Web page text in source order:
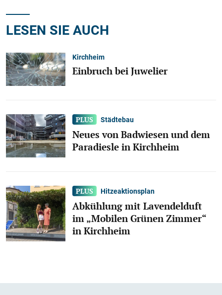
LESEN SIE AUCH
Kirchheim
Einbruch bei Juwelier
Städtebau
Neues von Badwiesen und dem
Paradiesle in Kirchheim
Hitzeaktionsplan
Abkühlung mit Lavendelduft
im „Mobilen Grünen Zimmer“
in Kirchheim